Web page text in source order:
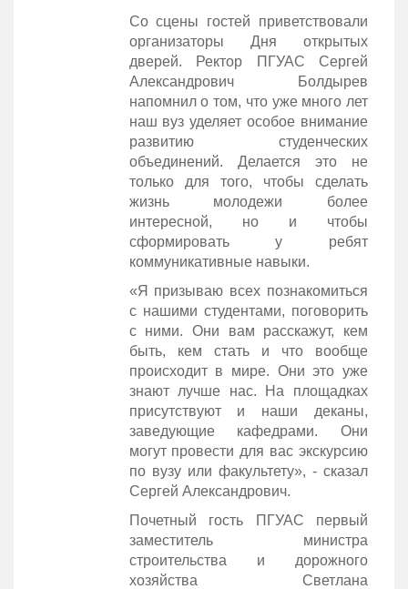
Со сцены гостей приветствовали
организаторы Дня открытых
дверей. Ректор ПГУАС Сергей
Александрович Болдырев
напомнил о том, что уже много лет
наш вуз уделяет особое внимание
развитию студенческих
объединений. Делается это не
только для того, чтобы сделать
жизнь молодежи более
интересной, но и чтобы
сформировать у ребят
коммуникативные навыки.
«Я призываю всех познакомиться
с нашими студентами, поговорить
с ними. Они вам расскажут, кем
быть, кем стать и что вообще
происходит в мире. Они это уже
знают лучше нас. На площадках
присутствуют и наши деканы,
заведующие кафедрами. Они
могут провести для вас экскурсию
по вузу или факультету», - сказал
Сергей Александрович.
Почетный гость ПГУАС первый
заместитель министра
строительства и дорожного
хозяйства Светлана